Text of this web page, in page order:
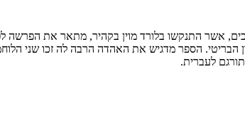
אשר התנקשו בלורד מוין בקהיר, מתאר את הפרשה
הבריטי. הספר מדגיש את האהדה הרבה לה זכו שני
לעברית.